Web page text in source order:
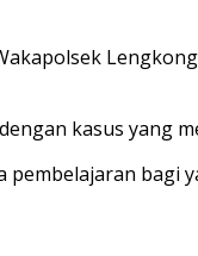
kasus yang
bagi